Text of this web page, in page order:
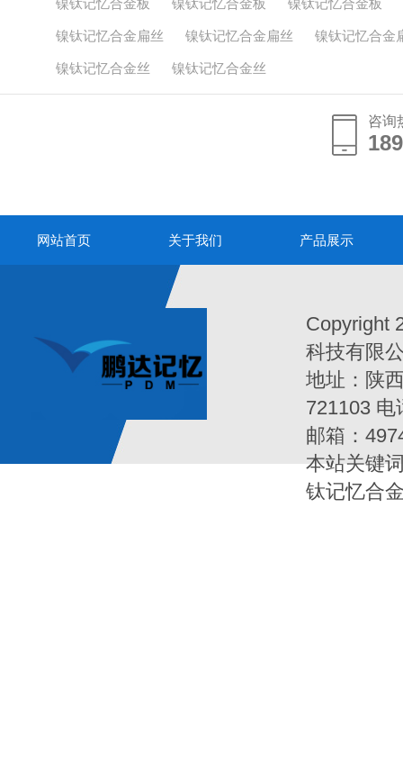
镍钛记忆合金板 镍钛记忆合金板 镍钛记忆合金板
镍钛记忆合金扁丝 镍钛记忆合金扁丝 镍钛记忆合金
镍钛记忆合金丝 镍钛记忆合金丝
咨询
网站首页 关于我们 产品展示
Copyright
科技有限
地址：陕
721103 电
邮箱：
本站关键
钛记忆合